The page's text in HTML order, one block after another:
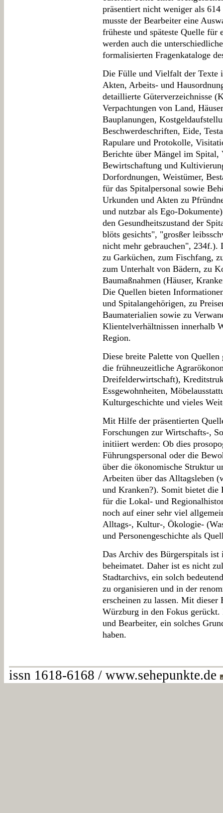
präsentiert nicht weniger als
musste der Bearbeiter eine
früheste und späteste Quelle für
werden auch die
formalisierten Fragenkataloge
Die Fülle und Vielfalt der Texte
Akten, Arbeits- und
detaillierte Güterverzeichnisse
Verpachtungen von Land,
Bauplanungen,
Beschwerdeschriften, Eide,
Rapulare und Protokolle,
Berichte über Mängel im Spital,
Bewirtschaftung und
Dorfordnungen, Weistümer,
für das Spitalpersonal sowie
Urkunden und Akten zu
und nutzbar als Ego-
den Gesundheitszustand der
blöts gesichts", "grosßer
nicht mehr gebrauchen", 234f.).
zu Garküchen, zum Fischfang,
zum Unterhalt von Bädern, zu
Baumaßnahmen (Häuser,
Die Quellen bieten
und Spitalangehörigen, zu
Baumaterialien sowie zu
Klientelverhältnissen innerhalb
Region.
Diese breite Palette von
die frühneuzeitliche
Dreifelderwirtschaft),
Essgewohnheiten,
Kulturgeschichte und vieles
Mit Hilfe der präsentierten
Forschungen zur Wirtschafts-,
initiiert werden: Ob dies
Führungspersonal oder die
über die ökonomische Struktur
Arbeiten über das Alltagsleben
und Kranken?). Somit bietet
für die Lokal- und
noch auf einer sehr viel
Alltags-, Kultur-, Ökologie-
und Personengeschichte als
Das Archiv des Bürgerspitals
beheimatet. Daher ist es nicht
Stadtarchivs, ein solch
zu organisieren und in der
erscheinen zu lassen. Mit
Würzburg in den Fokus
und Bearbeiter, ein solches
haben.
issn 1618-6168 / www.sehepunkte.de